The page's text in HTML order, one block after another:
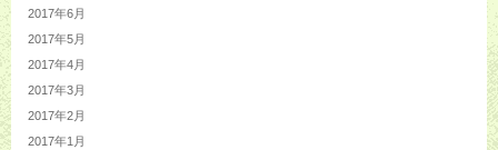
2017年6月
2017年5月
2017年4月
2017年3月
2017年2月
2017年1月